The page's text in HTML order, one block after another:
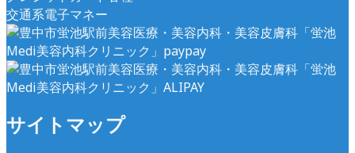
交通系電子マネー
サイトマップ